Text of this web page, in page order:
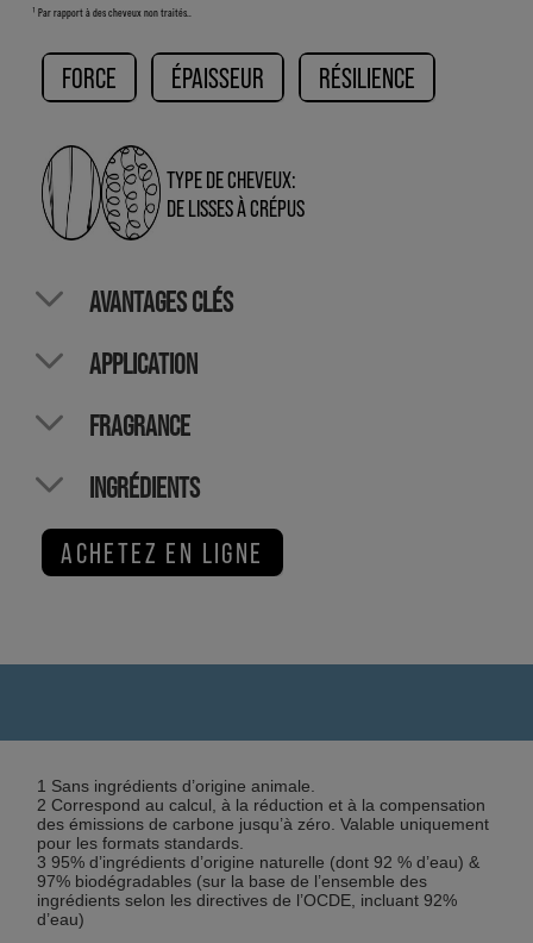
¹ Par rapport à des cheveux non traités..
FORCE ÉPAISSEUR RÉSILIENCE
TYPE DE CHEVEUX:
DE LISSES À CRÉPUS
AVANTAGES CLÉS
APPLICATION
FRAGRANCE
INGRÉDIENTS
ACHETEZ EN LIGNE
1 Sans ingrédients d’origine animale.
2 Correspond au calcul, à la réduction et à la compensation
des émissions de carbone jusqu’à zéro. Valable uniquement
pour les formats standards.
3 95% d’ingrédients d’origine naturelle (dont 92 % d’eau) &
97% biodégradables (sur la base de l’ensemble des
ingrédients selon les directives de l’OCDE, incluant 92%
d’eau)